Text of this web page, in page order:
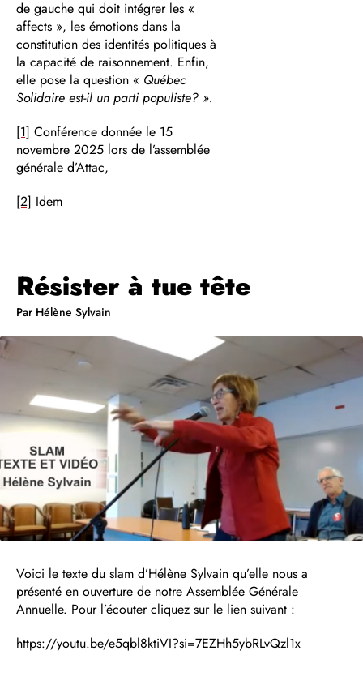
de gauche qui doit intégrer les «
affects », les émotions dans la
constitution des identités politiques à
la capacité de raisonnement. Enfin,
elle pose la question « Québec
Solidaire est-il un parti populiste? ».
[1] Conférence donnée le 15
novembre 2025 lors de l’assemblée
générale d’Attac,
[2] Idem
Résister à tue tête
Par Hélène Sylvain
Voici le texte du slam d’Hélène Sylvain qu’elle nous a
présenté en ouverture de notre Assemblée Générale
Annuelle. Pour l’écouter cliquez sur le lien suivant :
https://youtu.be/e5qbl8ktiVI?si=7EZHh5ybRLvQzl1x